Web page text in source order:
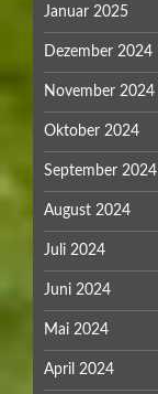
Januar 2025
Dezember 2024
November 2024
Oktober 2024
September 2024
August 2024
Juli 2024
Juni 2024
Mai 2024
April 2024